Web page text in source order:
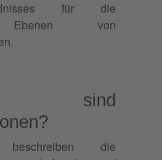
für die
Ebenen von
sind
beschreiben die